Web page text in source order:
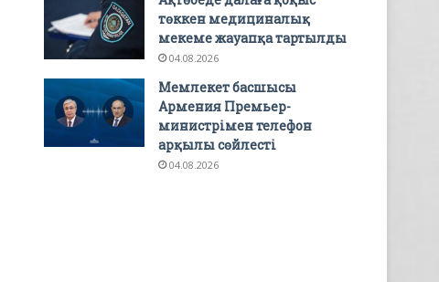
төккен медициналық
мекеме жауапқа тартылды
04.08.2026
Мемлекет басшысы
Армения Премьер-
министрімен телефон
арқылы сөйлесті
04.08.2026